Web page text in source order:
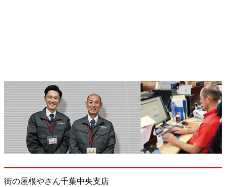
街の屋根やさん千葉中央支店